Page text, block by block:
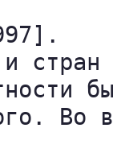
и
Во